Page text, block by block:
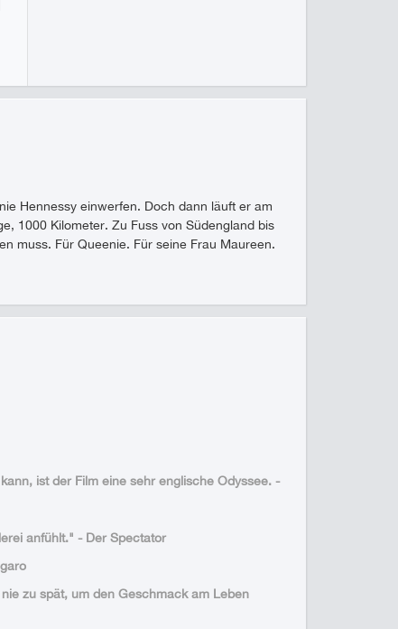
Hennessy einwerfen. Doch dann läuft er am
1000 Kilometer. Zu Fuss von Südengland bis
muss. Für Queenie. Für seine Frau Maureen.
ist der Film eine sehr englische Odyssee. -
anfühlt." - Der Spectator
zu spät, um den Geschmack am Leben